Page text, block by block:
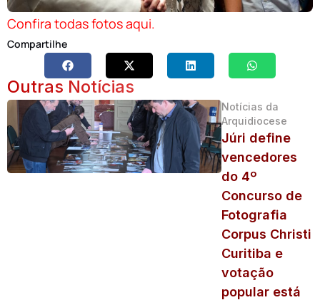
Confira todas fotos aqui.
Compartilhe
Outras Notícias
Notícias da
Arquidiocese
Júri define
vencedores
do 4º
Concurso de
Fotografia
Corpus Christi
Curitiba e
votação
popular está